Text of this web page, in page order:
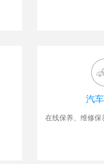
汽
在线保养、维修保